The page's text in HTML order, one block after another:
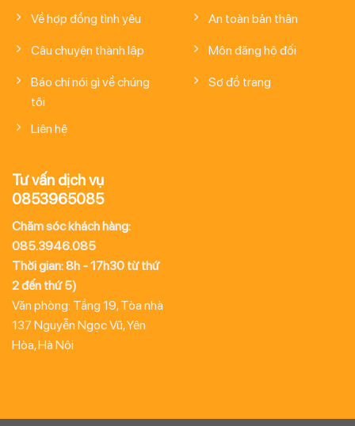
Về hợp đồng tình yêu
Câu chuyện thành lập
Báo chí nói gì về chúng
tôi
Liên hệ
An toàn bản thân
Môn đăng hộ đối
Sơ đồ trang
Tư vấn dịch vụ
0853965085
Chăm sóc khách hàng:
085.3946.085
Thời gian: 8h - 17h30 từ thứ
2 đến thứ 5)
Văn phòng: Tầng 19, Tòa nhà
137 Nguyễn Ngọc Vũ, Yên
Hòa, Hà Nội